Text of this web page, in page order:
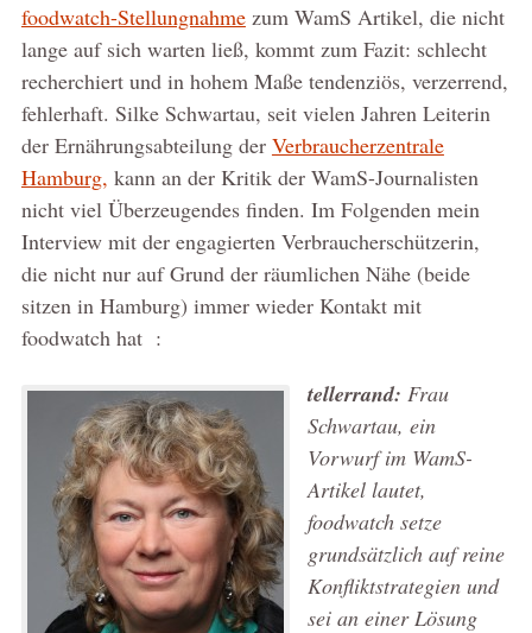
foodwatch-Stellungnahmezum WamS Artikel, die nicht
lange auf sich warten ließ, kommt zum Fazit: schlecht
recherchiert und in hohem Maße tendenziös, verzerrend,
fehlerhaft. Silke Schwartau, seit vielen Jahren Leiterin
der Ernährungsabteilung der Verbraucherzentrale
Hamburg, kann an der Kritik der WamS-Journalisten
nicht viel Überzeugendes finden. Im Folgenden mein
Interview mit der engagierten Verbraucherschützerin,
die nicht nur auf Grund der räumlichen Nähe (beide
sitzen in Hamburg) immer wieder Kontakt mit
foodwatch hat :
tellerrand: Frau
Schwartau, ein
Vorwurf im WamS-
Artikel lautet,
foodwatch setze
grundsätzlich auf reine
Konfliktstrategien und
sei an einer Lösung